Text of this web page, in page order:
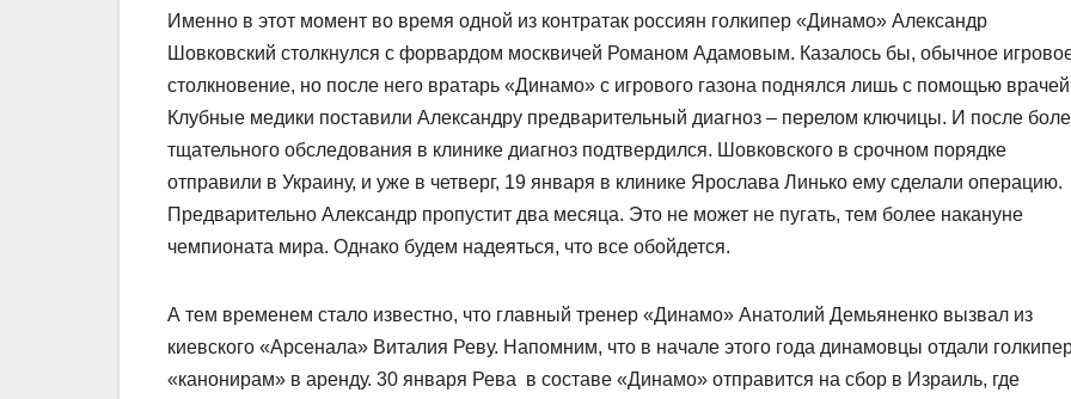
Именно в этот момент во время одной из контратак россиян голкипер «Динамо» Александр
Шовковский столкнулся с форвардом москвичей Романом Адамовым. Казалось бы, обычное
столкновение, но после него вратарь «Динамо» с игрового газона поднялся лишь с помощью
Клубные медики поставили Александру предварительный диагноз – перелом ключицы. И после
тщательного обследования в клинике диагноз подтвердился. Шовковского в срочном порядке
отправили в Украину, и уже в четверг, 19 января в клинике Ярослава Линько ему сделали операцию.
Предварительно Александр пропустит два месяца. Это не может не пугать, тем более накануне
чемпионата мира. Однако будем надеяться, что все обойдется.
А тем временем стало известно, что главный тренер «Динамо» Анатолий Демьяненко вызвал из
киевского «Арсенала» Виталия Реву. Напомним, что в начале этого года динамовцы отдали
«канонирам» в аренду. 30 января Рева в составе «Динамо» отправится на сбор в Израиль, где